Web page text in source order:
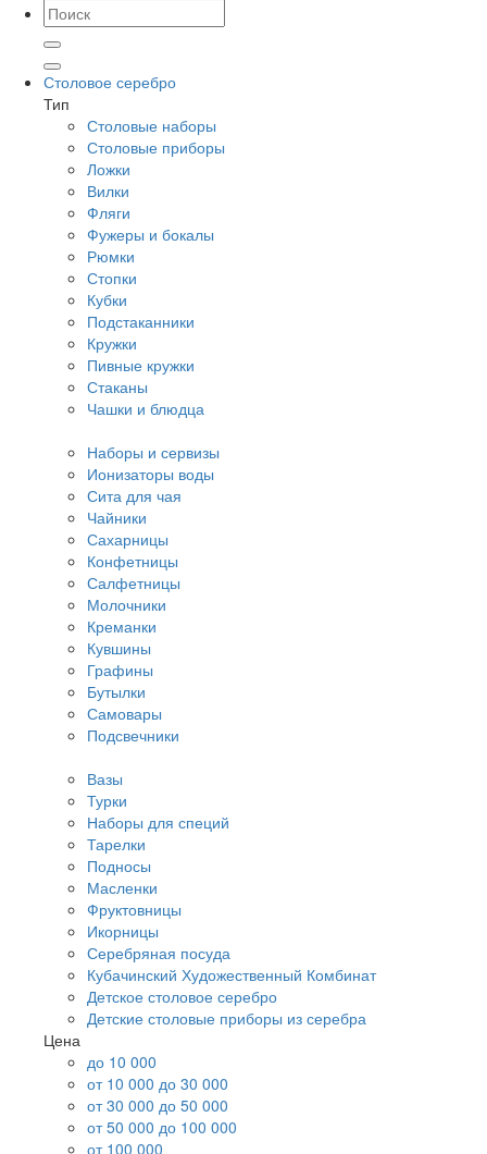
Столовое серебро
Тип
Столовые наборы
Столовые приборы
Ложки
Вилки
Фляги
Фужеры и бокалы
Рюмки
Стопки
Кубки
Подстаканники
Кружки
Пивные кружки
Стаканы
Чашки и блюдца
Наборы и сервизы
Ионизаторы воды
Сита для чая
Чайники
Сахарницы
Конфетницы
Салфетницы
Молочники
Креманки
Кувшины
Графины
Бутылки
Самовары
Подсвечники
Вазы
Турки
Наборы для специй
Тарелки
Подносы
Масленки
Фруктовницы
Икорницы
Серебряная посуда
Кубачинский Художественный Комбинат
Детское столовое серебро
Детские столовые приборы из серебра
Цена
до 10 000
от 10 000 до 30 000
от 30 000 до 50 000
от 50 000 до 100 000
от 100 000